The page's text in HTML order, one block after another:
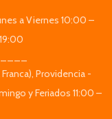
a Viernes 10:00 –
Providencia -
y Feriados 11:00 –